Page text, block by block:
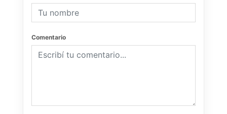
Comentario